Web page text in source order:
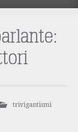
trivigantismi